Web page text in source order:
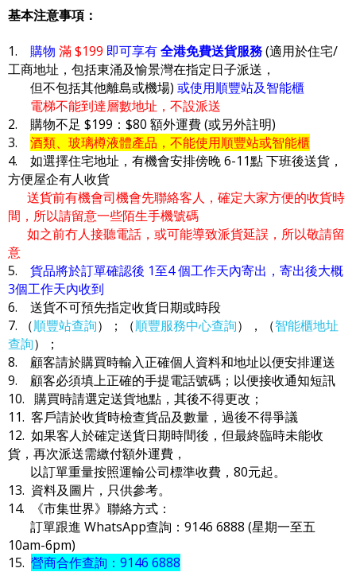
基本注意事項：
1. 購物 滿 $199 即可享有全港免費送貨服務(適用於住宅/
工商地址，包括東涌及愉景灣在指定日子派送，
但不包括其他離島或機場) 或使用順豐站及智能櫃
電梯不能到達層數地址，不設派送
2. 購物不足 $199：$80 額外運費 (或另外註明)
3. 酒類、玻璃樽液體產品，不能使用順豐站或智能櫃
4. 如選擇住宅地址，有機會安排傍晚 6-11點 下班後送貨，
方便屋企有人收貨
送貨前有機會司機會先聯絡客人，確定大家方便的收貨時
間，所以請留意一些陌生手機號碼
如之前冇人接聽電話，或可能導致派貨延誤，所以敬請留
意
5. 貨品將於訂單確認後 1至4 個工作天內寄出，寄出後大概
3個工作天內收到
6. 送貨不可預先指定收貨日期或時段
7. （順豐站查詢）；（順豐服務中心查詢），（智能櫃地址
查詢）；
8. 顧客請於購買時輸入正確個人資料和地址以便安排運送
9. 顧客必須填上正確的手提電話號碼；以便接收通知短訊
10. 購買時請選定送貨地點，其後不得更改；
11. 客戶請於收貨時檢查貨品及數量，過後不得爭議
12. 如果客人於確定送貨日期時間後，但最終臨時未能收
貨，再次派送需繳付額外運費，
以訂單重量按照運輸公司標準收費，80元起。
13. 資料及圖片，只供參考。
14. 《市集世界》聯絡方式：
訂單跟進 WhatsApp查詢：9146 6888 (星期一至五
10am-6pm)
15. 營商合作查詢：9146 6888